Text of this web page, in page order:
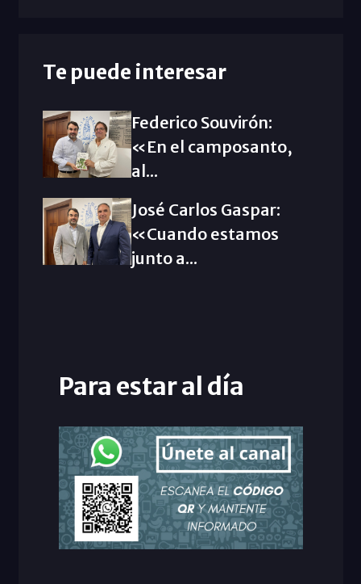
Te puede interesar
Federico Souvirón:
«En el camposanto,
al...
José Carlos Gaspar:
«Cuando estamos
junto a...
Para estar al día